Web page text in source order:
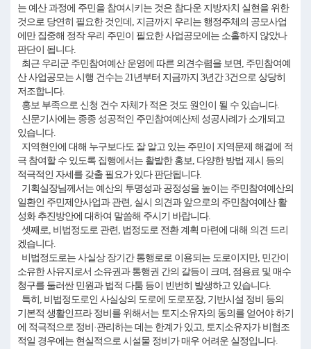
는 예산 과정에 주민을 참여시키는 것은 참다운 지방자치 실현을 위한
것으로 당연히 필요한 것인데, 지금까지 우리는 행정주체의 공모사업
에만 집중해 정작 우리 주민이 필요한 사업공모에는 소홀하지 않았나
판단이 됩니다.
최근 우리군 주민참여예산 운영에 따른 의견수렴을 보면, 주민참여예
산 사업공모는 시행 건수는 21년부터 지금까지 3년간 3건으로 상당히
저조합니다.
홍보 부족으로 신청 건수 자체가 적은 것도 원인이 될 수 있습니다.
신문기사에는 종종 성공적인 주민참여예산제 성공사례가 소개되고
있습니다.
지역현안에 대해 누구보다도 잘 알고 있는 주민이 지역문제 해결에 적
극 참여할 수 있도록 집행에서는 활발한 홍보, 다양한 방법 제시 등의
적극적인 자세를 갖출 필요가 있다 판단됩니다.
기획실장님께서는 예산의 투명성과 공정성을 높이는 주민참여예산의
일환인 주민제안사업과 관련, 실시 의견과 앞으로의 주민참여예산 활
성화 추진방안에 대하여 말씀해 주시기 바랍니다.
셋째로, 비법정도로 관련, 법정도로 전환 계획 마련에 대해 의견 드리
겠습니다.
비법정도로는 사실상 장기간 통행로로 이용되는 도로이지만, 민간이
소유한 사유지로서 소유권과 통행권 간의 갈등이 크며, 점용료 및 매수
청구를 둘러싼 민원과 법적 다툼 등이 빈번히 발생하고 있습니다.
특히, 비법정도로인 사실상의 도로에 도로포장, 기반시설 정비 등의
기본적 생활인프라 정비를 위해서는 토지소유자의 동의를 얻어야 하기
에 적극적으로 정비·관리하는 데는 한계가 있고, 토지소유자가 비협조
적일 경우에는 현실적으로 시설물 정비가 매우 어려운 실정입니다.